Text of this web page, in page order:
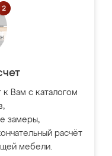
Вам с каталогом
замеры,
расчёт
мебели.